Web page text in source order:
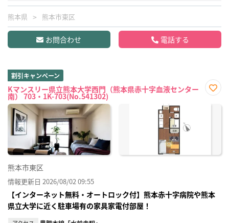
熊本県 熊本市東区
お問合わせ 電話する
割引キャンペーン
Kマンスリー県立熊本大学西門（熊本県赤十字血液センター
南） 703・1K-703(No.541302)
に入
熊本市東区
情報更新日 2026/08/02 09:55
【インターネット無料・オートロック付】熊本赤十字病院や熊本
県立大学に近く駐車場有の家具家電付部屋！